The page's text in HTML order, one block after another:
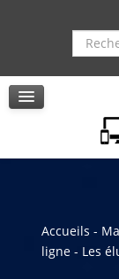
La
Service de
Service
Pole multi
Accueils -
ligne - Les